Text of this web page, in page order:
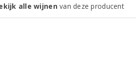
alle wijnenvan deze producent